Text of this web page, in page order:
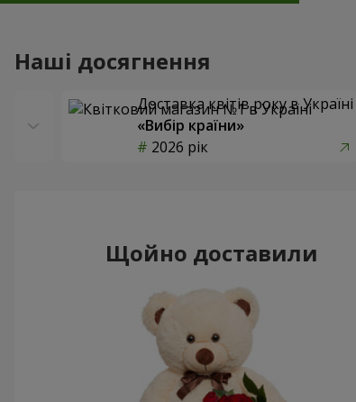
Наші досягнення
Доставка квітів року в Україні
«Вибір країни»
2026 рік
Щойно доставили